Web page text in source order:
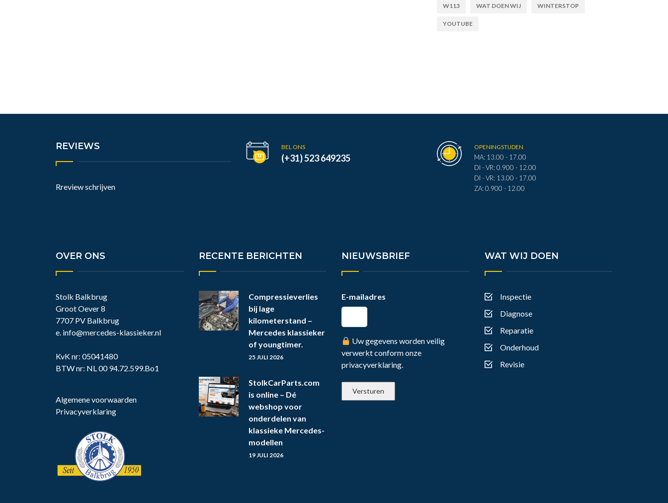
W113 WAT DOEN WIJ WINTERSTOP
YOUTUBE
REVIEWS
Rreview schrijven
BEL ONS
(+31) 523 649235
OPENINGSTIJDEN
MA: 13.00 - 17.00
DI - VR: 0.900 - 12.00
DI - VR: 13.00 - 17.00
ZA: 0.900 - 12.00
OVER ONS
Stolk Balkbrug
Groot Oever 8
7707 PV Balkbrug
e. info@mercedes-klassieker.nl
KvK nr: 05041480
BTW nr: NL 00 94.72.599.Bo1
Algemene voorwaarden
Privacyverklaring
RECENTE BERICHTEN
Compressieverlies
bij lage
kilometerstand –
Mercedes klassieker
of youngtimer.
25 JULI 2026
StolkCarParts.com
is online – Dé
webshop voor
onderdelen van
klassieke Mercedes-
modellen
19 JULI 2026
NIEUWSBRIEF
E-mailadres
Uw gegevens worden veilig
verwerkt conform onze
privacyverklaring.
WAT WIJ DOEN
Inspectie
Diagnose
Reparatie
Onderhoud
Revisie